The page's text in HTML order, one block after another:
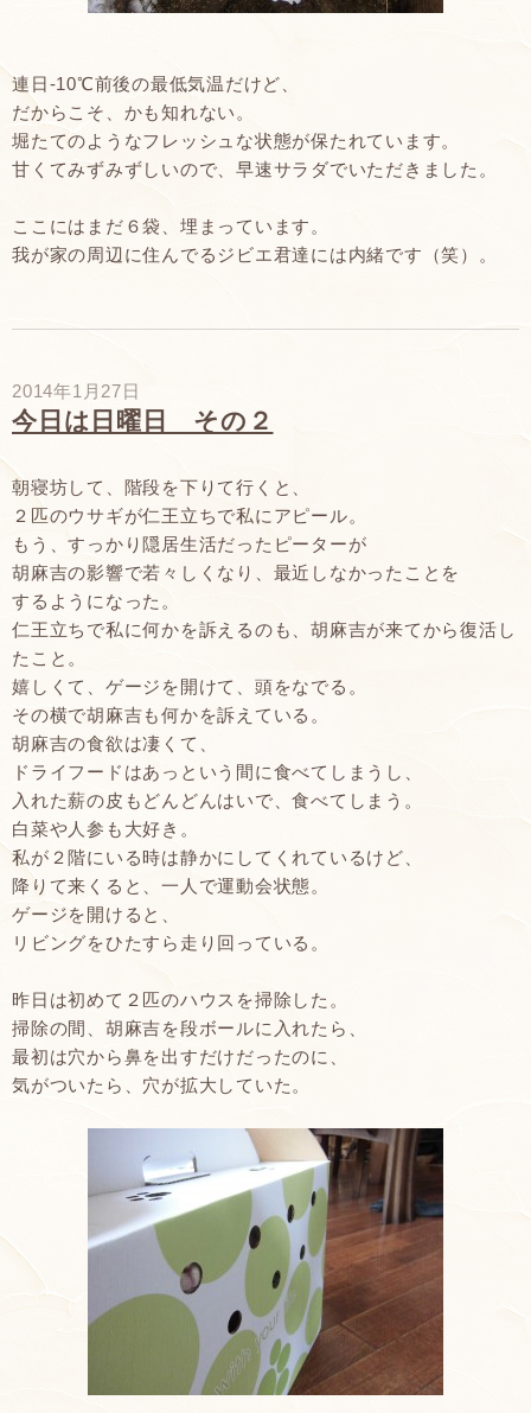
連日-10℃前後の最低気温だけど、
だからこそ、かも知れない。
堀たてのようなフレッシュな状態が保たれています。
甘くてみずみずしいので、早速サラダでいただきました。
ここにはまだ６袋、埋まっています。
我が家の周辺に住んでるジビエ君達には内緒です（笑）。
2014年1月27日
今日は日曜日 その２
朝寝坊して、階段を下りて行くと、
２匹のウサギが仁王立ちで私にアピール。
もう、すっかり隠居生活だったピーターが
胡麻吉の影響で若々しくなり、最近しなかったことを
するようになった。
仁王立ちで私に何かを訴えるのも、胡麻吉が来てから復活し
たこと。
嬉しくて、ゲージを開けて、頭をなでる。
その横で胡麻吉も何かを訴えている。
胡麻吉の食欲は凄くて、
ドライフードはあっという間に食べてしまうし、
入れた薪の皮もどんどんはいで、食べてしまう。
白菜や人参も大好き。
私が２階にいる時は静かにしてくれているけど、
降りて来くると、一人で運動会状態。
ゲージを開けると、
リビングをひたすら走り回っている。
昨日は初めて２匹のハウスを掃除した。
掃除の間、胡麻吉を段ボールに入れたら、
最初は穴から鼻を出すだけだったのに、
気がついたら、穴が拡大していた。